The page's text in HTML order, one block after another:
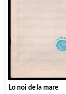
Lo noi de la mare